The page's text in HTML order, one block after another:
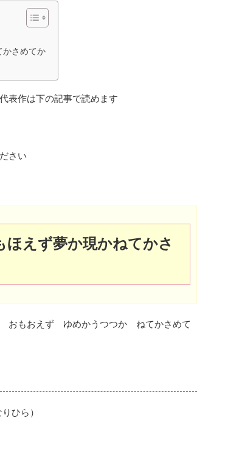
かさめてか
表作は下の記事で読めます
さい
えず夢か現かねてかさ
おもおえず ゆめかうつつか ねてかさめて
ひら）